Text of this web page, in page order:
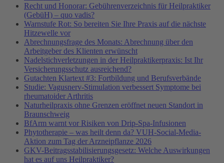
Recht und Honorar: Gebührenverzeichnis für Heilpraktiker
(GebüH) – quo vadis?
Warnstufe Rot: So bereiten Sie Ihre Praxis auf die nächste
Hitzewelle vor
Abrechnungsfrage des Monats: Abrechnung über den
Arbeitgeber des Klienten erwünscht
Nadelstichverletzungen in der Heilpraktikerpraxis: Ist Ihr
Versicherungsschutz ausreichend?
Gutachten Klartext #3: Fortbildung und Berufsverbände
Studie: Vagusnerv-Stimulation verbessert Symptome bei
rheumatoider Arthritis
Naturheilpraxis ohne Grenzen eröffnet neuen Standort in
Braunschweig
BfArm warnt vor Risiken von Drip-Spa-Infusionen
Phytotherapie – was heilt denn da? VUH-Social-Media-
Aktion zum Tag der Arzneipflanze 2026
GKV-Beitragsstabilisierungsgesetz: Welche Auswirkungen
hat es auf uns Heilpraktiker?